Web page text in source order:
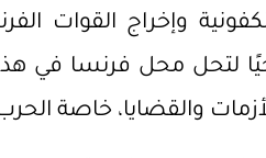
وإخراج القوات
لتحل محل فرنسا في هذه
والقضايا، خاصة